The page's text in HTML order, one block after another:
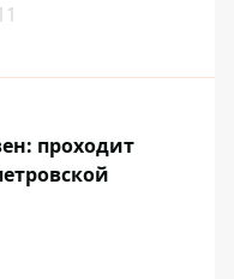
проходит